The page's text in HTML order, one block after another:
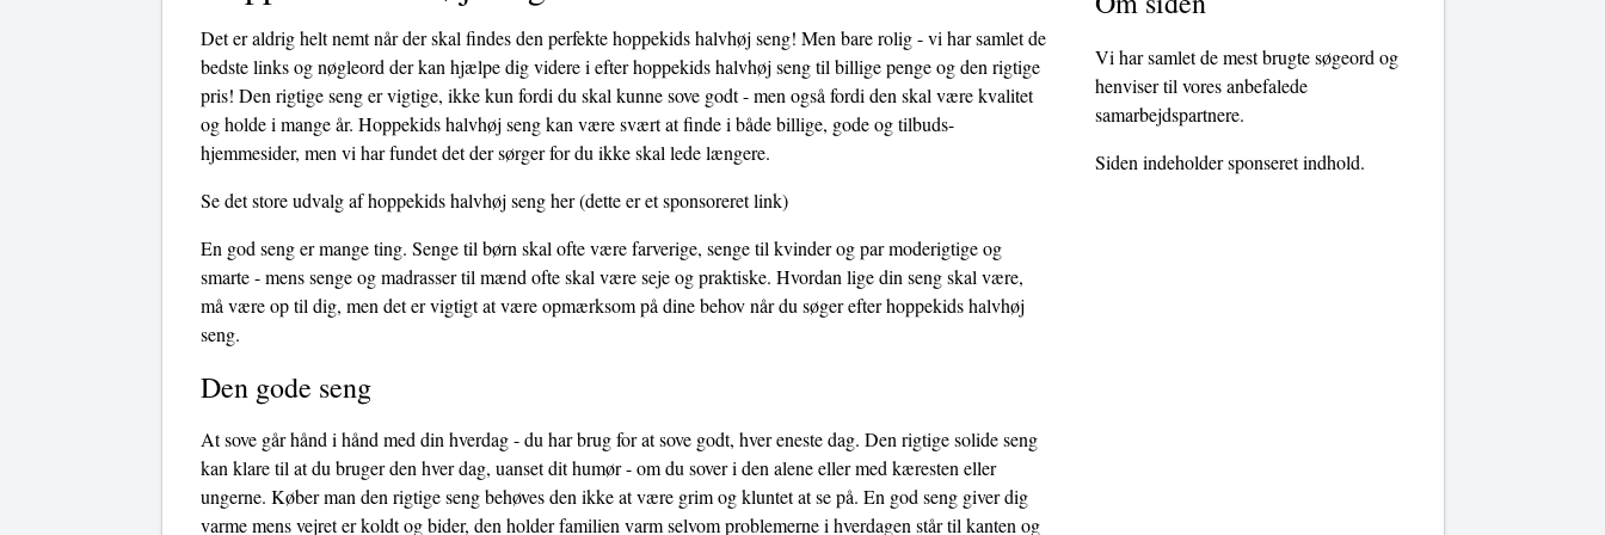
Det er aldrig helt nemt når der skal findes den perfekte hoppekids halvhøj seng! Men bare rolig - vi har samlet de
bedste links og nøgleord der kan hjælpe dig videre i efter hoppekids halvhøj seng til billige penge og den rigtige
pris! Den rigtige seng er vigtige, ikke kun fordi du skal kunne sove godt - men også fordi den skal være kvalitet
og holde i mange år. Hoppekids halvhøj seng kan være svært at finde i både billige, gode og tilbuds-
hjemmesider, men vi har fundet det der sørger for du ikke skal lede længere.
Se det store udvalg af hoppekids halvhøj seng her(dette er et sponsoreret link)
En god seng er mange ting. Senge til børn skal ofte være farverige, senge til kvinder og par moderigtige og
smarte - mens senge og madrasser til mænd ofte skal være seje og praktiske. Hvordan lige din seng skal være,
må være op til dig, men det er vigtigt at være opmærksom på dine behov når du søger efter hoppekids halvhøj
seng.
Den gode seng
At sove går hånd i hånd med din hverdag - du har brug for at sove godt, hver eneste dag. Den rigtige solide seng
kan klare til at du bruger den hver dag, uanset dit humør - om du sover i den alene eller med kæresten eller
ungerne. Køber man den rigtige seng behøves den ikke at være grim og kluntet at se på. En god seng giver dig
varme mens vejret er koldt og bider, den holder familien varm selvom problemerne i hverdagen står til kanten og
Vi har samlet de mest brugte søgeord og
henviser til vores anbefalede
samarbejdspartnere.
Siden indeholder sponseret indhold.